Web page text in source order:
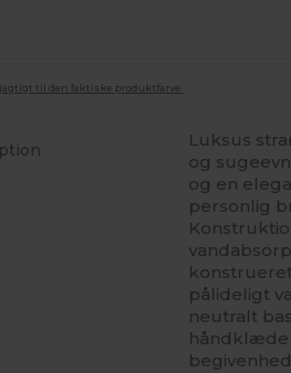
til den faktiske produktfarve.
Luksus
og
og en
personlig
pålideligt
neutralt
håndklæde